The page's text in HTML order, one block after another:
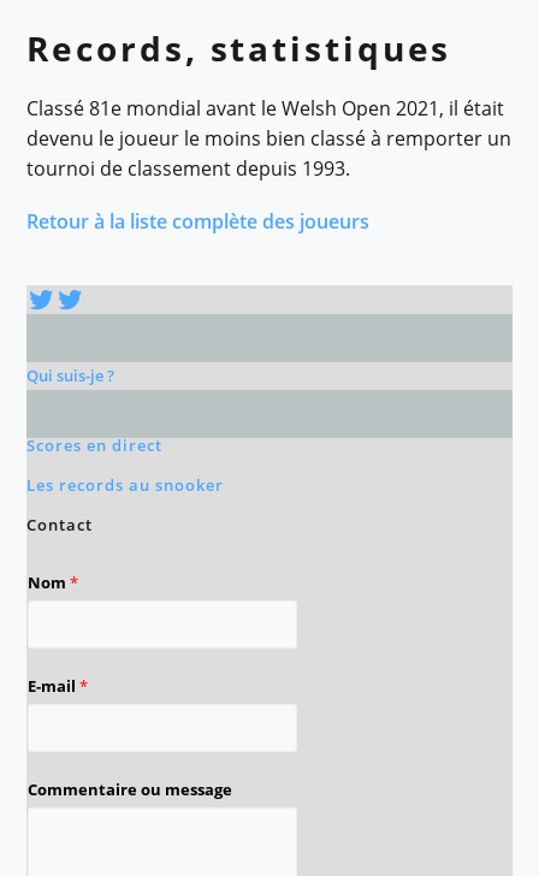
Records, statistiques
Classé 81e mondial avant le Welsh Open 2021, il était
devenu le joueur le moins bien classé à remporter un
tournoi de classement depuis 1993.
Retour à la liste complète des joueurs
Twitter
Twitter
Qui suis-je ?
Scores en direct
Les records au snooker
Contact
Nom*
E-mail*
Commentaire ou message